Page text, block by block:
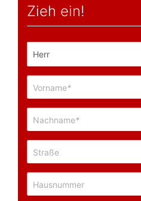
Zieh ein!
Vorname*
Nachname*
Straße
Hausnummer